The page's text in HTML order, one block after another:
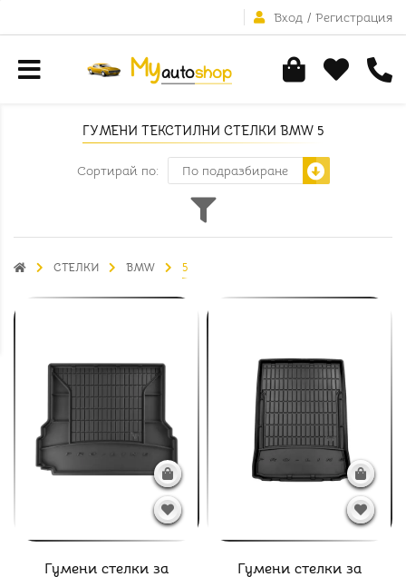
Вход / Регистрация
ГУМЕНИ ТЕКСТИЛНИ СТЕЛКИ BMW 5
Сортирай по:
СТЕЛКИ BMW 5
Гумени стелки за
Гумени стелки за